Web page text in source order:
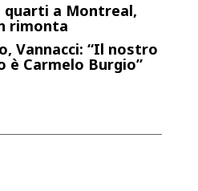
quarti a Montreal,
rimonta
Vannacci: “Il nostro
è Carmelo Burgio”